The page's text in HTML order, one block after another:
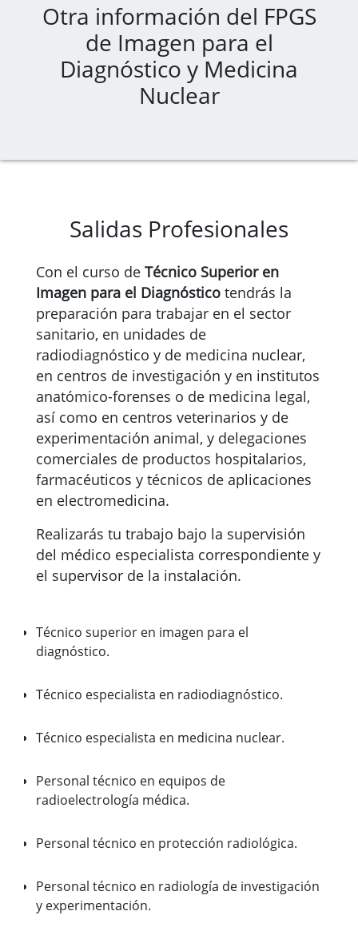
Otra información del FPGS
de Imagen para el
Diagnóstico y Medicina
Nuclear
Salidas Profesionales
Con el curso de Técnico Superior en
Imagen para el Diagnóstico tendrás la
preparación para trabajar en el sector
sanitario, en unidades de
radiodiagnóstico y de medicina nuclear,
en centros de investigación y en institutos
anatómico-forenses o de medicina legal,
así como en centros veterinarios y de
experimentación animal, y delegaciones
comerciales de productos hospitalarios,
farmacéuticos y técnicos de aplicaciones
en electromedicina.
Realizarás tu trabajo bajo la supervisión
del médico especialista correspondiente y
el supervisor de la instalación.
Técnico superior en imagen para el
diagnóstico.
Técnico especialista en radiodiagnóstico.
Técnico especialista en medicina nuclear.
Personal técnico en equipos de
radioelectrología médica.
Personal técnico en protección radiológica.
Personal técnico en radiología de investigación
y experimentación.